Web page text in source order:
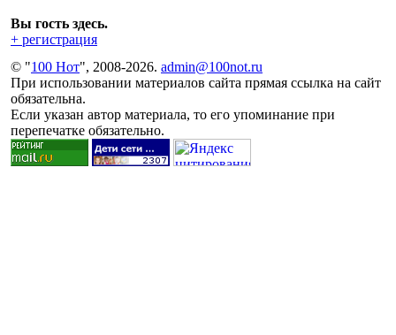
Вы гость здесь.
+ регистрация
© "100 Нот", 2008-2026. admin@100not.ru
При использовании материалов сайта прямая ссылка на сайт
обязательна.
Если указан автор материала, то его упоминание при
перепечатке обязательно.